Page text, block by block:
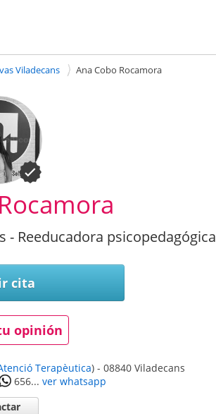
Viladecans Ana Cobo Rocamora
- Reeducadora psicopedagógica
cita
opinión
Terapèutica)- 08840 Viladecans
656... ver whatsapp